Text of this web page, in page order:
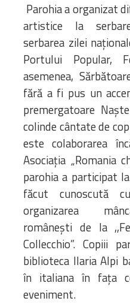
Parohia a organizat
artistice la
serbarea zilei
Portului Popular,
asemenea,
fără a fi pus un
premergatoare
colinde cântate de
este colaborarea
Asociația „Romania
parohia a participat
făcut cunoscută
organizarea
românești de la
Collecchio”. Copiii
biblioteca Ilaria Alpi
în italiana în fața
eveniment.